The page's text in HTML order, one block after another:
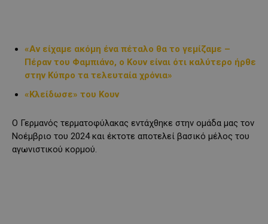
«Αν είχαμε ακόμη ένα πέταλο θα το γεμίζαμε –
Πέραν του Φαμπιάνο, ο Κουν είναι ότι καλύτερο ήρθε
στην Κύπρο τα τελευταία χρόνια»
«Κλείδωσε» του Κουν
Ο Γερμανός τερματοφύλακας εντάχθηκε στην ομάδα μας τον
Νοέμβριο του 2024 και έκτοτε αποτελεί βασικό μέλος του
αγωνιστικού κορμού.